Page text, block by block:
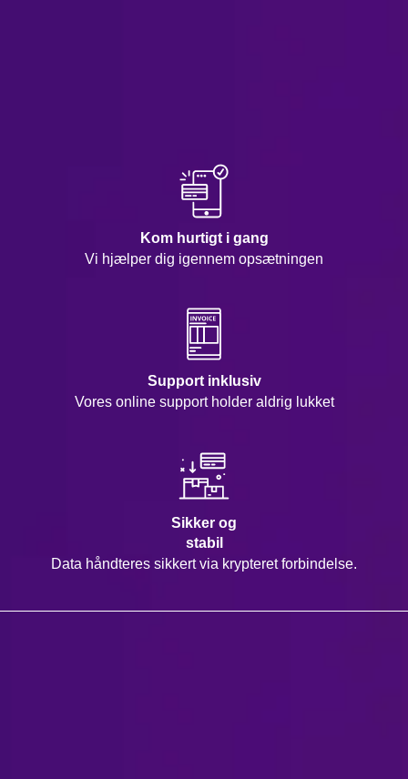
Kom hurtigt i gang
Vi hjælper dig igennem opsætningen
Support inklusiv
Vores online support holder aldrig lukket
Sikker og
stabil
Data håndteres sikkert via krypteret forbindelse.